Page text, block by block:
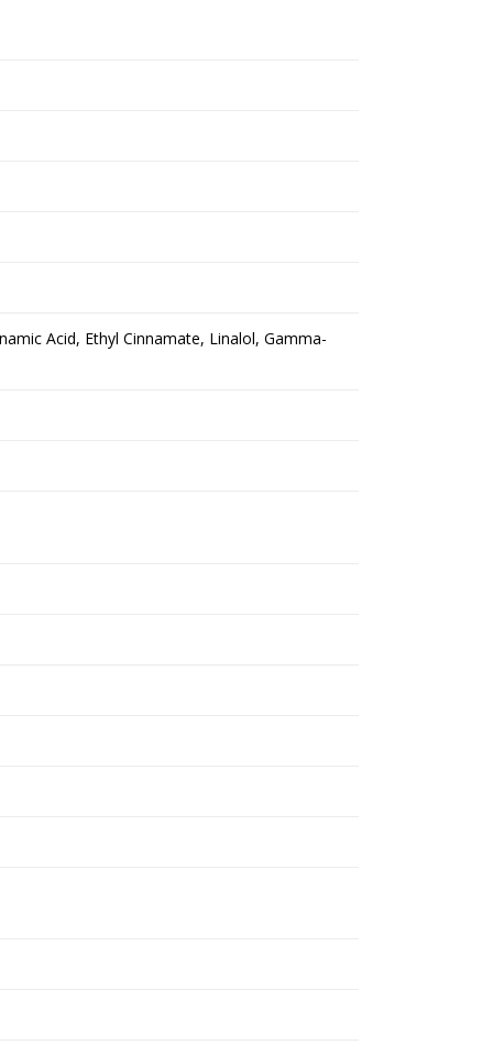
Acid, Ethyl Cinnamate, Linalol, Gamma-